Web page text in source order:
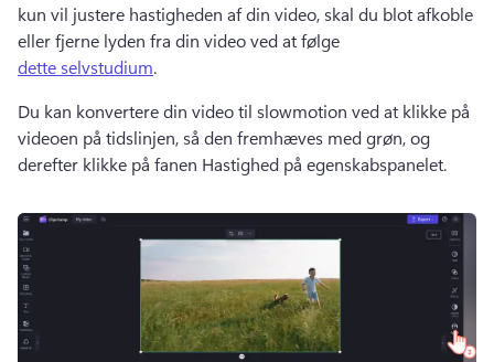
kun vil justere hastigheden af din video, skal du blot afkoble
eller fjerne lyden fra din video ved at følge
dette selvstudium.
Du kan konvertere din video til slowmotion ved at klikke på
videoen på tidslinjen, så den fremhæves med grøn, og
derefter klikke på fanen Hastighed på egenskabspanelet.